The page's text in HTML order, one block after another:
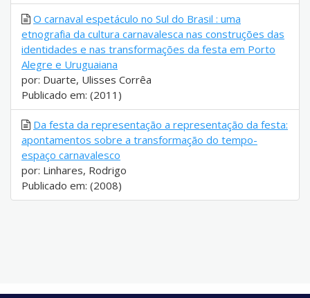
O carnaval espetáculo no Sul do Brasil : uma
etnografia da cultura carnavalesca nas construções das
identidades e nas transformações da festa em Porto
Alegre e Uruguaiana
por: Duarte, Ulisses Corrêa
Publicado em: (2011)
Da festa da representação a representação da festa:
apontamentos sobre a transformação do tempo-
espaço carnavalesco
por: Linhares, Rodrigo
Publicado em: (2008)